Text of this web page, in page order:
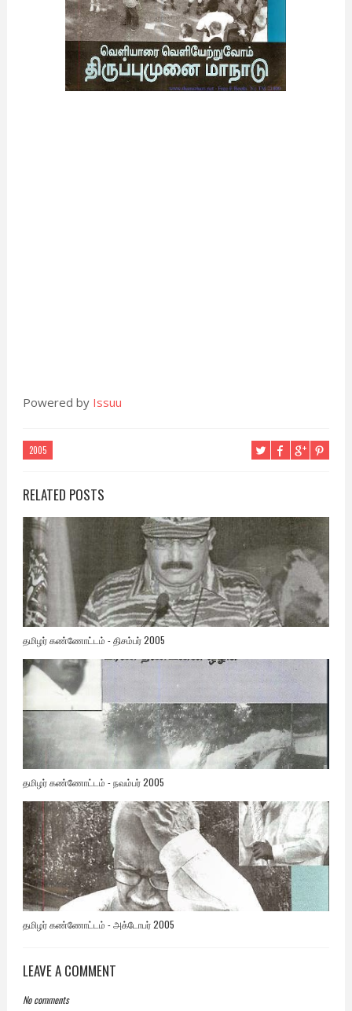
Powered by Issuu
2005
RELATED POSTS
தமிழர் கண்ணோட்டம் - திசம்பர் 2005
தமிழர் கண்ணோட்டம் - நவம்பர் 2005
தமிழர் கண்ணோட்டம் - அக்டோபர் 2005
LEAVE A COMMENT
No comments